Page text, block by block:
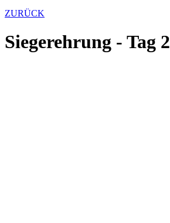
ZURÜCK
Siegerehrung - Tag 2